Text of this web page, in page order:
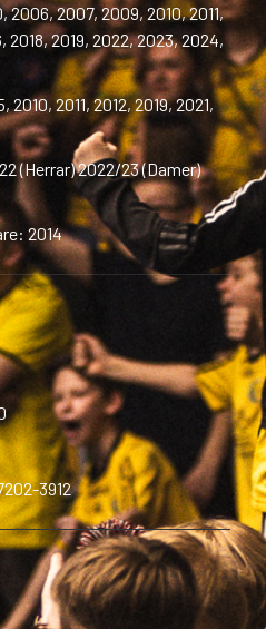
2006, 2007, 2009, 2010, 2011,
2018, 2019, 2022, 2023, 2024,
2011, 2012, 2019, 2021,
(Herrar) 2022/23 (Damer)
2014
3912